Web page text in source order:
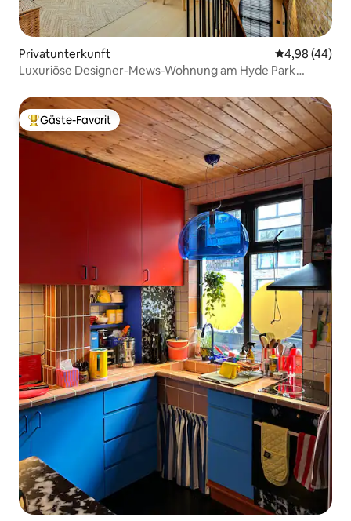
Privatunterkunft
4,98 (44)
Luxuriöse Designer-Mews-Wohnung am Hyde Park
Beliebter Gäste-Favorit.
Gäste-Favorit